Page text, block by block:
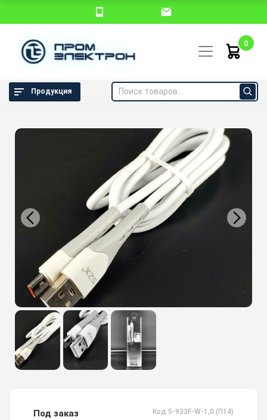
0
Продукция
Под заказ Код 5-933F-W-1,0 (П14)